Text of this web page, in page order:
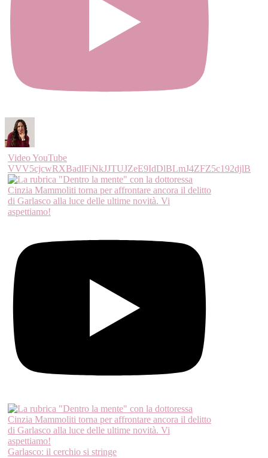
Video YouTube
VVV5cjcwRXBadlFiNkJJTUJZeE9IdDlBLmJ4ZFZ5c192djlB
Garlasco: il cerchio si stringe